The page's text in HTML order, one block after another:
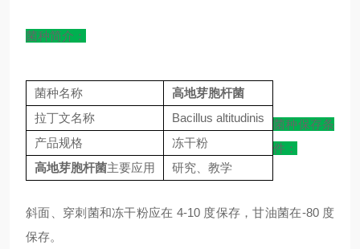
菌种简介：
菌种名称
高地芽胞杆菌
拉丁文名称
Bacillus altitudinis
产品规格
冻干粉
高地芽胞杆菌主要应用 研究、教学
菌种保存条
件：
斜面、穿刺菌和冻干粉应在 4-10 度保存，甘油菌在-80 度
保存。